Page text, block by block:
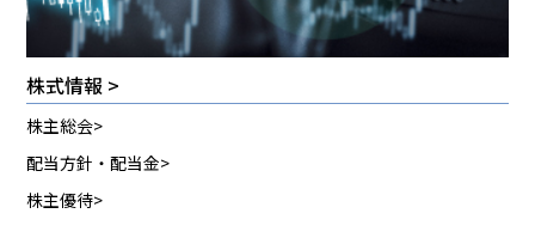
株式情報 >
株主総会
配当方針・配当金
株主優待